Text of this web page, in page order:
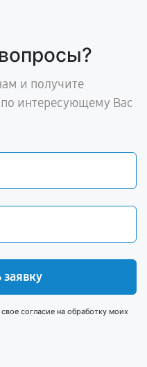
и получите
интересующему Вас
заявку
согласие на обработку моих